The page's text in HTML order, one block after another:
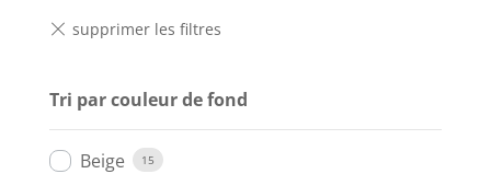
Tri par couleur de fond
Beige 15